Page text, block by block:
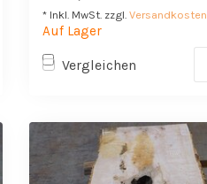
* Inkl. MwSt. zzgl. Versandkosten
Auf Lager
Vergleichen